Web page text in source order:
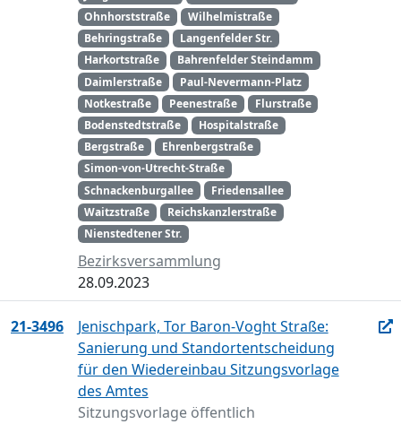
Ohnhorststraße
Wilhelmistraße
Behringstraße
Langenfelder Str.
Harkortstraße
Bahrenfelder Steindamm
Daimlerstraße
Paul-Nevermann-Platz
Notkestraße
Peenestraße
Flurstraße
Bodenstedtstraße
Hospitalstraße
Bergstraße
Ehrenbergstraße
Simon-von-Utrecht-Straße
Schnackenburgallee
Friedensallee
Waitzstraße
Reichskanzlerstraße
Nienstedtener Str.
Bezirksversammlung
28.09.2023
21-3496
Jenischpark, Tor Baron-Voght Straße:
Sanierung und Standortentscheidung
für den Wiedereinbau Sitzungsvorlage
des Amtes
Sitzungsvorlage öffentlich